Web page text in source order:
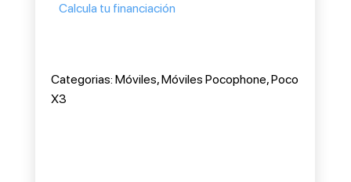
Calcula tu financiación
Categorias: Móviles,Móviles Pocophone,Poco
X3